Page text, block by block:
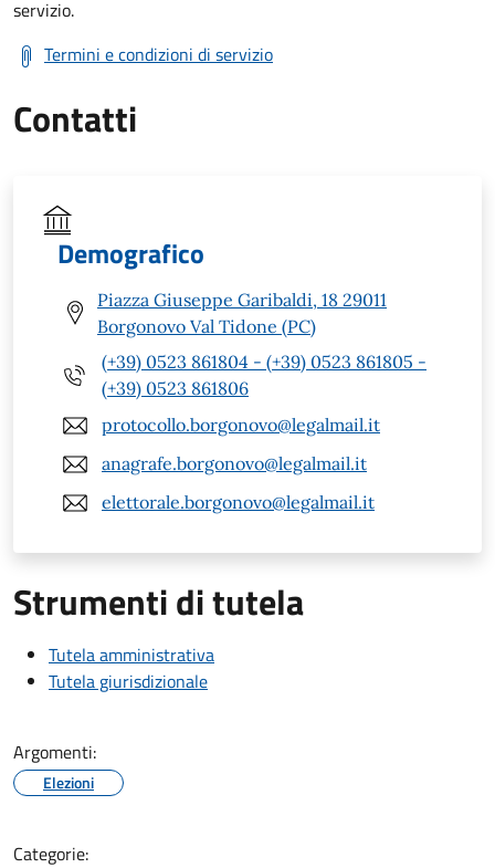
servizio.
Termini e condizioni di servizio
Contatti
Demografico
Piazza Giuseppe Garibaldi, 18 29011
Borgonovo Val Tidone (PC)
(+39) 0523 861804 - (+39) 0523 861805 -
(+39) 0523 861806
protocollo.borgonovo@legalmail.it
anagrafe.borgonovo@legalmail.it
elettorale.borgonovo@legalmail.it
Strumenti di tutela
Tutela amministrativa
Tutela giurisdizionale
Argomenti:
Elezioni
Categorie: